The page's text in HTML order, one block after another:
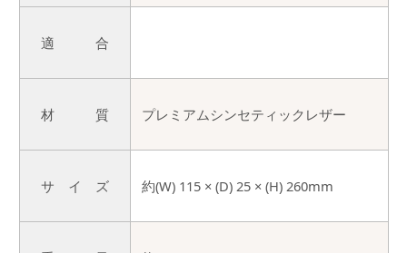
適 合
材 質 プレミアムシンセティックレザー
サ イ ズ 約(W) 115 × (D) 25 × (H) 260mm